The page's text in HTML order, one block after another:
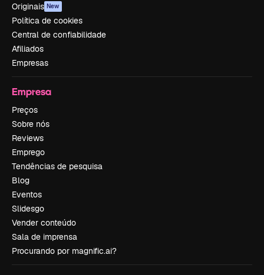
Originais New
Política de cookies
Central de confiabilidade
Afiliados
Empresas
Empresa
Preços
Sobre nós
Reviews
Emprego
Tendências de pesquisa
Blog
Eventos
Slidesgo
Vender conteúdo
Sala de imprensa
Procurando por magnific.ai?